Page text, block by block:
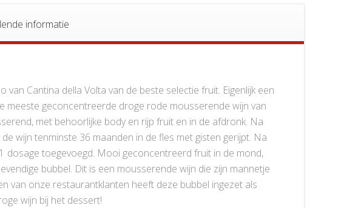
informatie
van Cantina della Volta van de beste selectie fruit. Eigenlijk een
meeste geconcentreerde droge rode mousserende wijn van
met behoorlijke body en rijp fruit en in de afdronk. Na
wijn tenminste 36 maanden in de fles met gisten gerijpt. Na
dosage toegevoegd. Mooi geconcentreerd fruit in de mond,
bubbel. Dit is een mousserende wijn die zijn mannetje
van onze restaurantklanten heeft deze bubbel ingezet als
wijn bij het dessert!